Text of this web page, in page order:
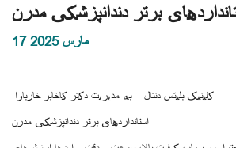
برتر دندانپزشکی مدرن
17 مارس 2025
کلینیک بلیتس دنتال – به مدیریت دکتر کاخابر خارباوا
استانداردهای برتر دندانپزشکی مدرن